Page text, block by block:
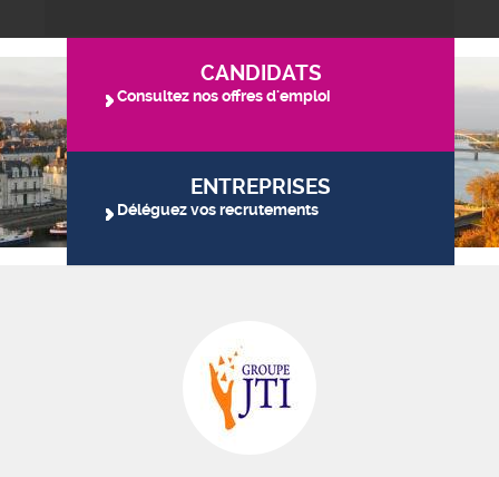
CANDIDATS
Consultez nos offres d'emploi
ENTREPRISES
Déléguez vos recrutements